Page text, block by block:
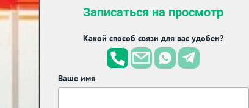
Записаться на просмотр
Какой способ связи для вас удобен?
Ваше имя